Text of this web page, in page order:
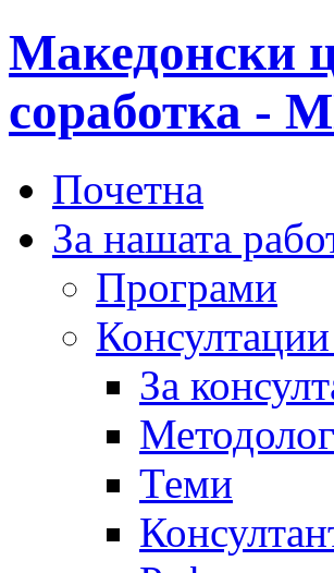
Македонски
соработка -
Почетна
За нашата
Програми
За
Теми